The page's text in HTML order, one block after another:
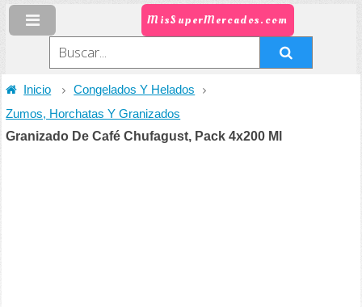
MisSuperMercados.com
Inicio
Congelados Y Helados
Zumos, Horchatas Y Granizados
Granizado De Café Chufagust, Pack 4x200 Ml